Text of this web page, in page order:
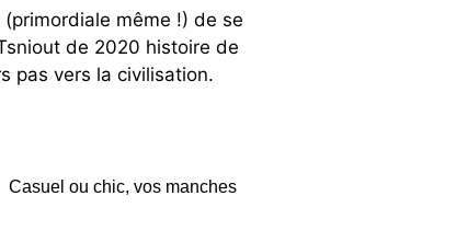
même !) de se
de 2020 histoire de
pas vers la civilisation.
Casuel ou chic, vos manches